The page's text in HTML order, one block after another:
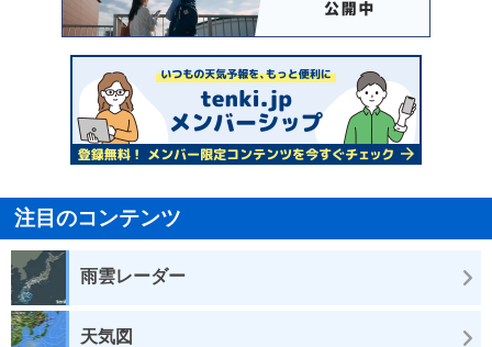
注目のコンテンツ
雨雲レーダー
天気図